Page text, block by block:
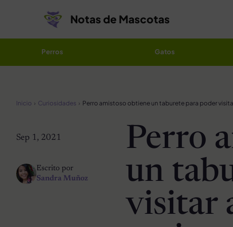
Notas de Mascotas
Perros Gatos
Inicio Curiosidades
Sep 1, 2021
Escrito por
Sandra Muñoz
Perro
un
visitar